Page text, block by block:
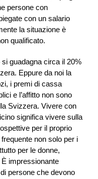
persone con
con un salario
la situazione è
qualificato.
guadagna circa il 20%
Eppure da noi la
i premi di cassa
e l’affitto non sono
Svizzera. Vivere con
significa vivere sulla
per il proprio
non solo per i
per le donne,
impressionante
persone che devono